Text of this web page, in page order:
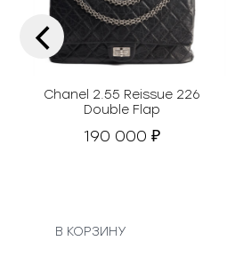
Chanel 2.55 Reissue 226
Double Flap
190 000₽
В КОРЗИНУ
‹